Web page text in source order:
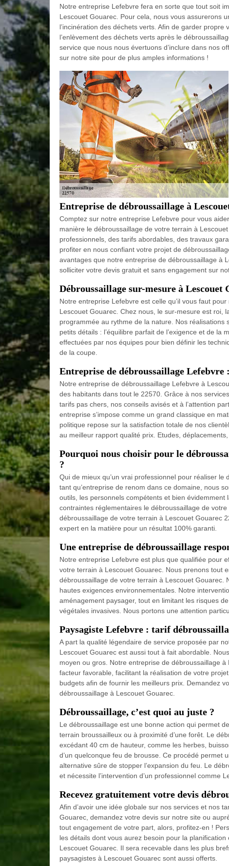
Notre entreprise Lefebvre fera en sorte que tout soit
Lescouet Gouarec. Pour cela, nous vous assurerons
l’incinération des déchets verts. Afin de garder
l’enlèvement des déchets verts après le
service que nous nous évertuons d’inclure dans nos
sur notre site pour de plus amples informations !
Entreprise de débroussaillage à
Comptez sur notre entreprise Lefebvre pour vous
manière le débroussaillage de votre terrain à
professionnels, des tarifs abordables, des travaux
profiter en nous confiant votre projet de
avantages que notre entreprise de débroussaillage à
solliciter votre devis gratuit et sans engagement sur
Débroussaillage sur-mesure à Lescouet
Notre entreprise Lefebvre est celle qu’il vous faut
Lescouet Gouarec. Chez nous, le sur-mesure est roi,
programmée au rythme de la nature. Nos
petits détails : l’équilibre parfait de l’exigence et de la
effectuées par nos équipes pour bien définir les
de la coupe.
Entreprise de débroussaillage Lefebvre
Notre entreprise de débroussaillage Lefebvre à
des habitants dans tout le 22570. Grâce à nos
tarifs pas chers, nos conseils avisés et à l’attention
entreprise s’impose comme un grand classique en
politique repose sur la satisfaction totale de nos
au meilleur rapport qualité prix. Etudes,
Pourquoi nous choisir pour le
?
Qui de mieux qu’un vrai professionnel pour réaliser
tant qu’entreprise de renom dans ce domaine, nous
outils, les personnels compétents et bien
contraintes réglementaires le débroussaillage de
débroussaillage de votre terrain à Lescouet Gouarec
expert en la matière pour un résultat 100% garanti.
Une entreprise de débroussaillage
Notre entreprise Lefebvre est plus que qualifiée pour
votre terrain à Lescouet Gouarec. Nous prenons tout
débroussaillage de votre terrain à Lescouet
hautes exigences environnementales. Notre
aménagement paysager, tout en limitant les risques
végétales invasives. Nous portons une attention
Paysagiste Lefebvre : tarif
A part la qualité légendaire de service proposée par
Lescouet Gouarec est aussi tout à fait abordable.
moyen ou gros. Notre entreprise de débroussaillage
facteur favorable, facilitant la réalisation de votre
budgets afin de fournir les meilleurs prix. Demandez
débroussaillage à Lescouet Gouarec.
Débroussaillage, c’est quoi au juste ?
Le débroussaillage est une bonne action qui permet
terrain broussailleux ou à proximité d’une forêt. Le
excédant 40 cm de hauteur, comme les herbes,
d’un quelconque feu de brousse. Ce procédé permet
alternative sûre de stopper l’expansion du feu. Le
et nécessite l’intervention d’un professionnel comme
Recevez gratuitement votre devis
Afin d’avoir une idée globale sur nos services et nos
Gouarec, demandez votre devis sur notre site ou
tout engagement de votre part, alors, profitez-en !
les détails dont vous aurez besoin pour la
Lescouet Gouarec. Il sera recevable dans les plus
paysagistes à Lescouet Gouarec sont aussi offerts.